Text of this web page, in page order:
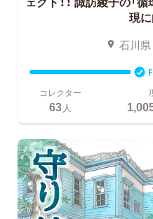
現
石川県
コレクター
63人